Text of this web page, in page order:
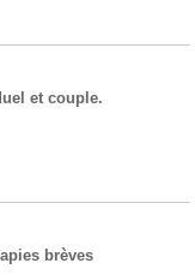
et couple.
brèves